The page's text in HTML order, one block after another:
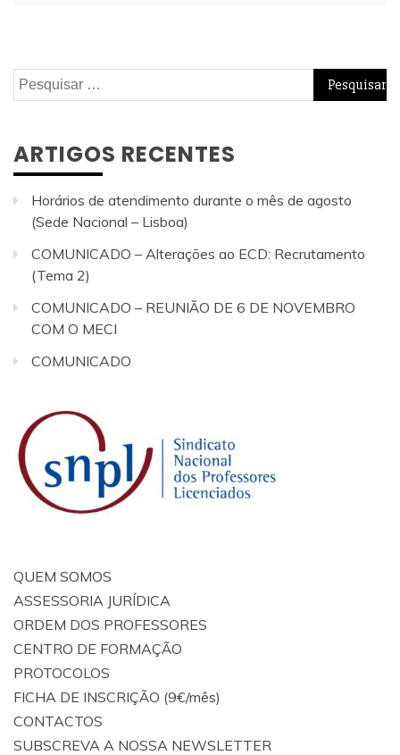
Pesquisar
por:
ARTIGOS RECENTES
Horários de atendimento durante o mês de agosto
(Sede Nacional – Lisboa)
COMUNICADO – Alterações ao ECD: Recrutamento
(Tema 2)
COMUNICADO – REUNIÃO DE 6 DE NOVEMBRO
COM O MECI
COMUNICADO
QUEM SOMOS
ASSESSORIA JURÍDICA
ORDEM DOS PROFESSORES
CENTRO DE FORMAÇÃO
PROTOCOLOS
FICHA DE INSCRIÇÃO (9€/mês)
CONTACTOS
SUBSCREVA A NOSSA NEWSLETTER